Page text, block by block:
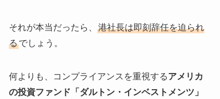
それが本当だったら、 港社長は即刻辞任を迫られ
るでしょう。
何よりも、コンプライアンスを重視するアメリカ
の投資ファンド「ダルトン・インベストメンツ」